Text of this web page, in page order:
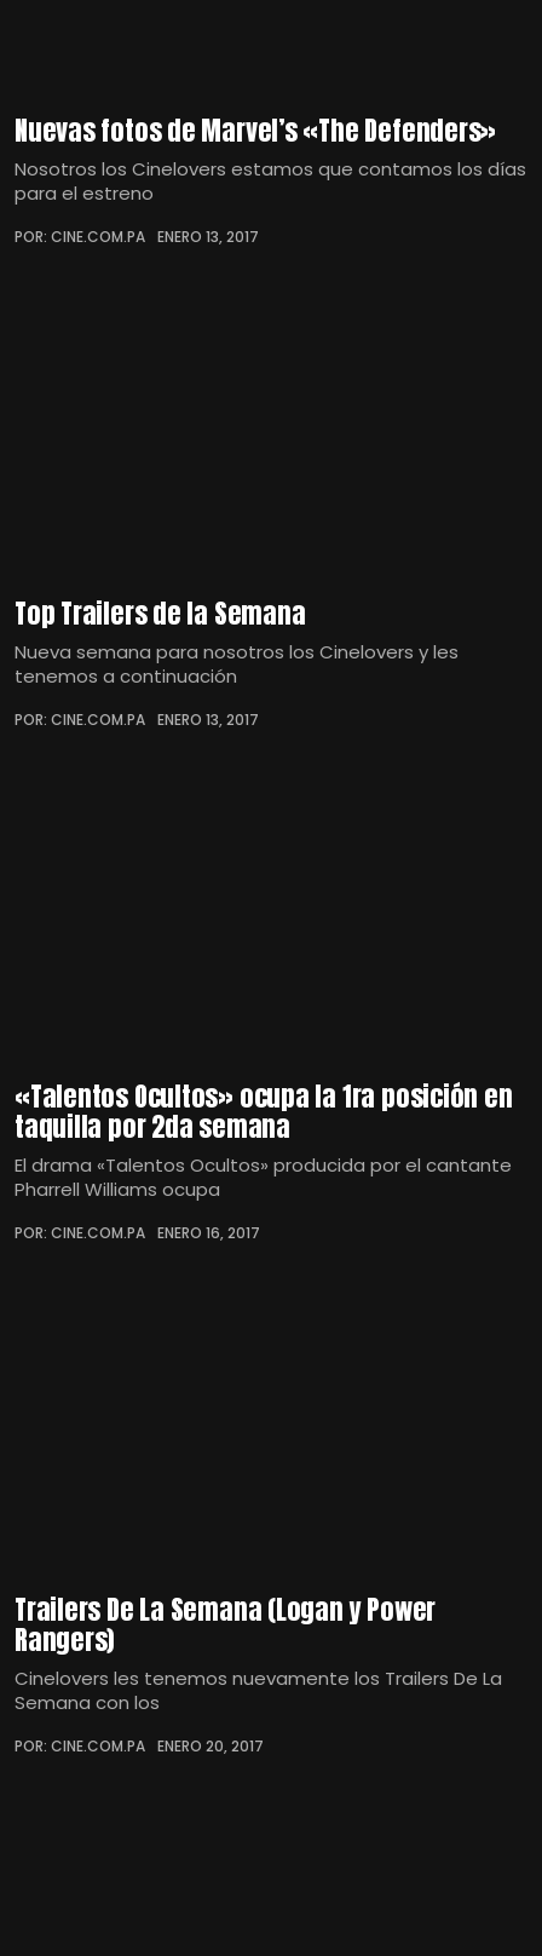
Nuevas fotos de Marvel’s «The Defenders»
Nosotros los Cinelovers estamos que contamos los días
para el estreno
POR: CINE.COM.PA ENERO 13, 2017
Top Trailers de la Semana
Nueva semana para nosotros los Cinelovers y les
tenemos a continuación
POR: CINE.COM.PA ENERO 13, 2017
«Talentos Ocultos» ocupa la 1ra posición en
taquilla por 2da semana
El drama «Talentos Ocultos» producida por el cantante
Pharrell Williams ocupa
POR: CINE.COM.PA ENERO 16, 2017
Trailers De La Semana (Logan y Power
Rangers)
Cinelovers les tenemos nuevamente los Trailers De La
Semana con los
POR: CINE.COM.PA ENERO 20, 2017